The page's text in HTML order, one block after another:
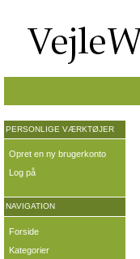
PERSONLIGE VÆRKTØJER
Opret en ny brugerkonto
Log på
NAVIGATION
Forside
Kategorier